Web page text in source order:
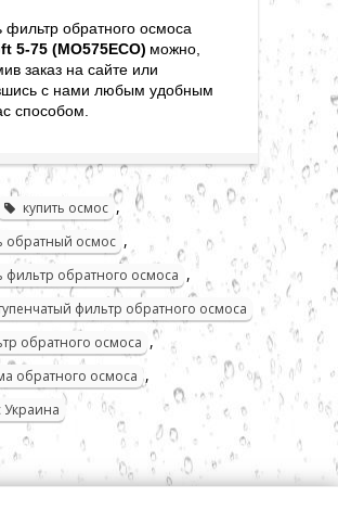
фильтр обратного осмоса
5-75 (MO575ECO) можно,
заказ на сайте или
с нами любым удобным
способом.
купить осмос ,
обратный осмос ,
фильтр обратного осмоса ,
фильтр обратного осмоса
обратного осмоса ,
обратного осмоса ,
Украина